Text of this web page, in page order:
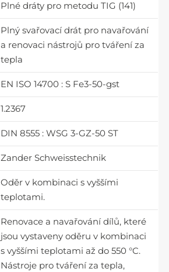
Plné dráty pro metodu TIG (141)
Plný svařovací drát pro navařování
a renovaci nástrojů pro tváření za
tepla
EN ISO 14700 : S Fe3-50-gst
1.2367
DIN 8555 : WSG 3-GZ-50 ST
Zander Schweisstechnik
Oděr v kombinaci s vyššími
teplotami.
Renovace a navařování dílů, které
jsou vystaveny oděru v kombinaci
s vyššími teplotami až do 550 °C.
Nástroje pro tváření za tepla,